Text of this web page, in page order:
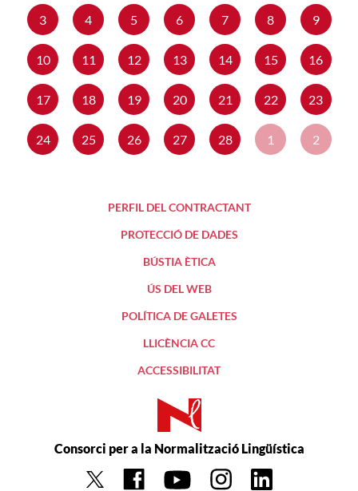
3 4 5 6 7 8 9
10 11 12 13 14 15 16
17 18 19 20 21 22 23
24 25 26 27 28 1 2
PERFIL DEL CONTRACTANT
PROTECCIÓ DE DADES
BÚSTIA ÈTICA
ÚS DEL WEB
POLÍTICA DE GALETES
LLICÈNCIA CC
ACCESSIBILITAT
Consorci per a la Normalització Lingüística